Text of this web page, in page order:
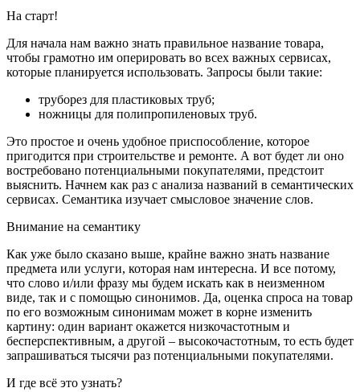
На старт!
Для начала нам важно знать правильное название товара,
чтобы грамотно им оперировать во всех важных сервисах,
которые планируется использовать. Запросы были такие:
труборез для пластиковых труб;
ножницы для полипропиленовых труб.
Это простое и очень удобное приспособление, которое
пригодится при строительстве и ремонте. А вот будет ли оно
востребовано потенциальными покупателями, предстоит
выяснить. Начнем как раз с анализа названий в семантических
сервисах. Семантика изучает смысловое значение слов.
Внимание на семантику
Как уже было сказано выше, крайне важно знать название
предмета или услуги, которая нам интересна. И все потому,
что слово и/или фразу мы будем искать как в неизменном
виде, так и с помощью синонимов. Да, оценка спроса на товар
по его возможным синонимам может в корне изменить
картину: один вариант окажется низкочастотным и
бесперспективным, а другой – высокочастотным, то есть будет
запрашиваться тысячи раз потенциальными покупателями.
И где всё это узнать?